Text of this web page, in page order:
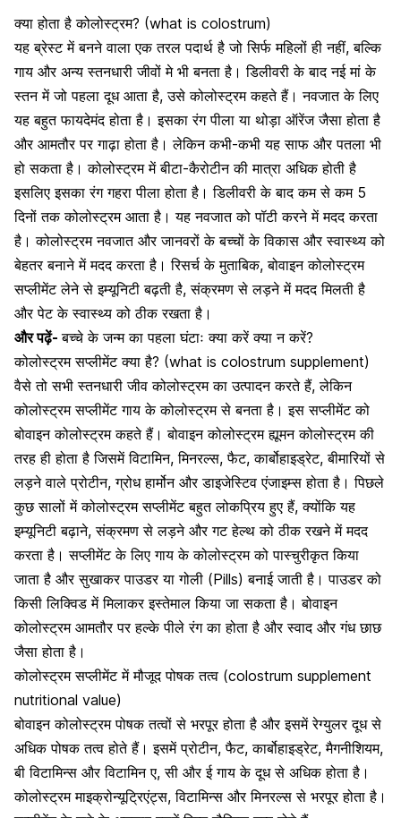
क्या होता है कोलोस्ट्रम? (what is colostrum)
यह ब्रेस्ट में बनने वाला एक तरल पदार्थ है जो सिर्फ महिलों ही नहीं, बल्कि
गाय और अन्य स्तनधारी जीवों मे भी बनता है। डिलीवरी के बाद नई मां के
स्तन में जो पहला दूध आता है, उसे कोलोस्‍ट्रम कहते हैं। नवजात के लिए
यह बहुत फायदेमंद होता है। इसका रंग पीला या थोड़ा ऑरेंज जैसा होता है
और आमतौर पर गाढ़ा होता है। लेकिन कभी-कभी यह साफ और पतला भी
हो सकता है। कोलोस्‍ट्रम में बीटा-कैरोटीन की मात्रा अधिक होती है
इसलिए इसका रंग गहरा पीला होता है। डिलीवरी के बाद कम से कम 5
दिनों तक कोलोस्‍ट्रम आता है। यह नवजात को पॉटी करने में मदद करता
है। कोलोस्ट्रम नवजात और जानवरों के बच्चों के विकास और स्वास्थ्य को
बेहतर बनाने में मदद करता है। रिसर्च के मुताबिक, बोवाइन कोलोस्ट्रम
सप्लीमेंट लेने से इम्यूनिटी बढ़ती है, संक्रमण से लड़ने में मदद मिलती है
और पेट के स्वास्थ्य को ठीक रखता है।
और पढ़ें-बच्चे के जन्म का पहला घंटाः क्या करें क्या न करें?
कोलोस्ट्रम सप्लीमेंट क्या है? (what is colostrum supplement)
वैसे तो सभी स्तनधारी जीव कोलोस्ट्रम का उत्पादन करते हैं, लेकिन
कोलोस्ट्रम सप्लीमेंट गाय के कोलोस्ट्रम से बनता है। इस सप्लीमेंट को
बोवाइन कोलोस्ट्रम कहते हैं। बोवाइन कोलोस्ट्रम ह्यूमन कोलोस्ट्रम की
तरह ही होता है जिसमें विटामिन, मिनरल्स, फैट, कार्बोहाइड्रेट, बीमारियों से
लड़ने वाले प्रोटीन, ग्रोध हार्मोन और डाइजेस्टिव एंजाइम्स होता है। पिछले
कुछ सालों में कोलोस्ट्रम सप्लीमेंट बहुत लोकप्रिय हुए हैं, क्योंकि यह
इम्यूनिटी बढ़ाने, संक्रमण से लड़ने और गट हेल्थ को ठीक रखने में मदद
करता है। सप्लीमेंट के लिए गाय के कोलोस्ट्रम को पास्चुरीकृत किया
जाता है और सुखाकर पाउडर या गोली (Pills) बनाई जाती है। पाउडर को
किसी लिक्विड में मिलाकर इस्तेमाल किया जा सकता है। बोवाइन
कोलोस्ट्रम आमतौर पर हल्के पीले रंग का होता है और स्वाद और गंध छाछ
जैसा होता है।
कोलोस्ट्रम सप्लीमेंट में मौजूद पोषक तत्व (colostrum supplement
nutritional value)
बोवाइन कोलोस्ट्रम पोषक तत्वों से भरपूर होता है और इसमें रेग्युलर दूध से
अधिक पोषक तत्व होते हैं। इसमें प्रोटीन, फैट, कार्बोहाइड्रेट, मैगनीशियम,
बी विटामिन्स और विटामिन ए, सी और ई गाय के दूध से अधिक होता है।
कोलोस्ट्रम माइक्रोन्यूट्रिएंट्स, विटामिन्स और मिनरल्स से भरपूर होता है।